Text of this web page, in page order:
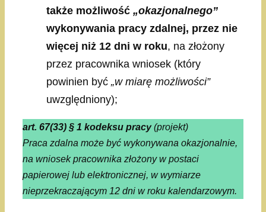
także możliwość „okazjonalnego”
wykonywania pracy zdalnej, przez nie
więcej niż 12 dni w roku, na złożony
przez pracownika wniosek (który
powinien być „w miarę możliwości”
uwzględniony);
art. 67(33) § 1 kodeksu pracy(projekt)
Praca zdalna może być wykonywana okazjonalnie,
na wniosek pracownika złożony w postaci
papierowej lub elektronicznej, w wymiarze
nieprzekraczającym 12 dni w roku kalendarzowym.